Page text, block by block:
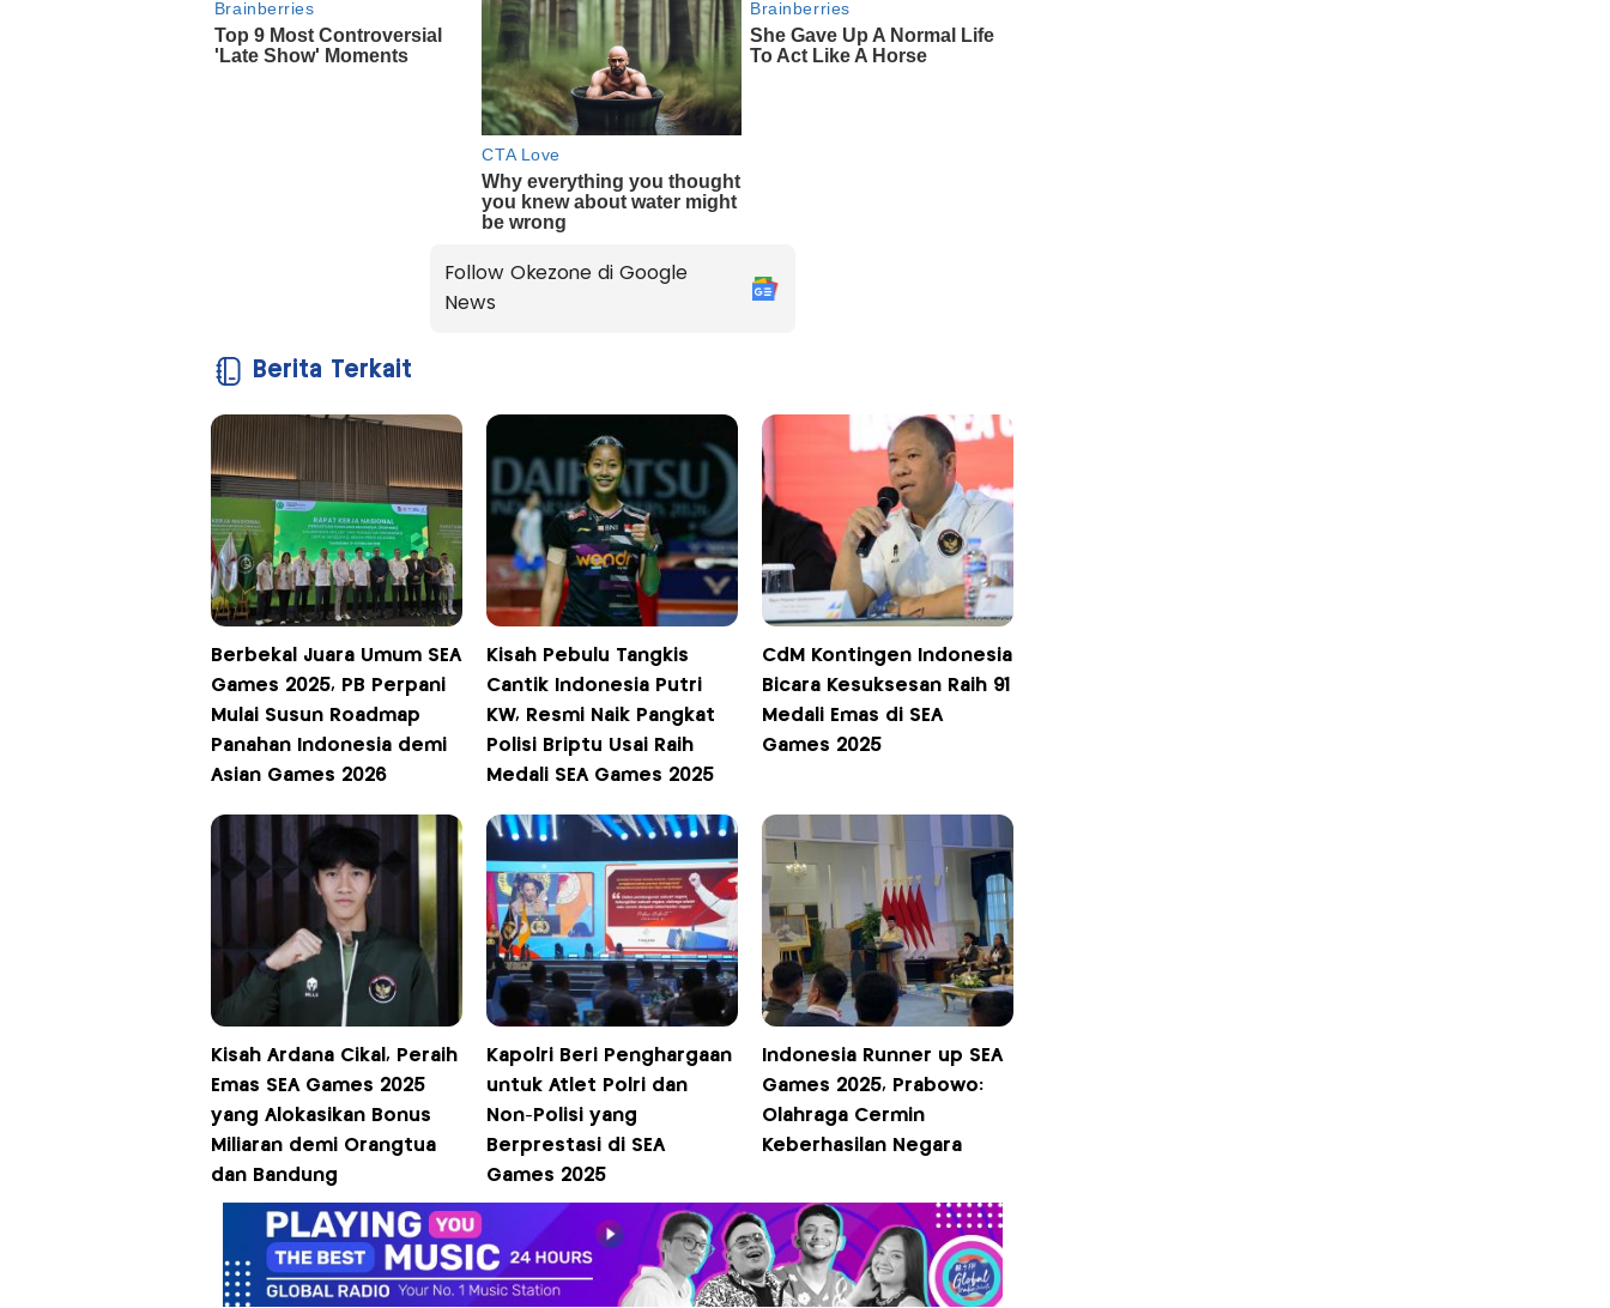
Follow Okezone di Google
News
Berita Terkait
Berbekal Juara Umum SEA
Games 2025, PB Perpani
Mulai Susun Roadmap
Panahan Indonesia demi
Asian Games 2026
Kisah Pebulu Tangkis
Cantik Indonesia Putri
KW, Resmi Naik Pangkat
Polisi Briptu Usai Raih
Medali SEA Games 2025
CdM Kontingen Indonesia
Bicara Kesuksesan Raih 91
Medali Emas di SEA
Games 2025
Kisah Ardana Cikal, Peraih
Emas SEA Games 2025
yang Alokasikan Bonus
Miliaran demi Orangtua
dan Bandung
Kapolri Beri Penghargaan
untuk Atlet Polri dan
Non-Polisi yang
Berprestasi di SEA
Games 2025
Indonesia Runner up SEA
Games 2025, Prabowo:
Olahraga Cermin
Keberhasilan Negara